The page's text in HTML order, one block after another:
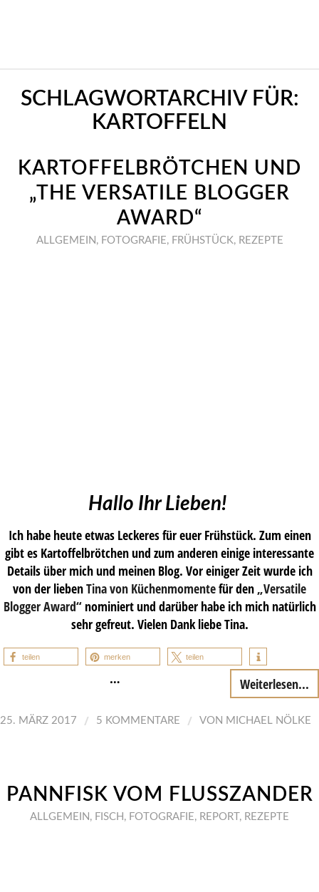
SCHLAGWORTARCHIV FÜR:
KARTOFFELN
KARTOFFELBRÖTCHEN UND
„THE VERSATILE BLOGGER
AWARD“
ALLGEMEIN , FOTOGRAFIE, FRÜHSTÜCK, REZEPTE
Hallo Ihr Lieben!
Ich habe heute etwas Leckeres für euer Frühstück. Zum einen
gibt es Kartoffelbrötchen und zum anderen einige interessante
Details über mich und meinen Blog. Vor einiger Zeit wurde ich
von der liebenTina von Küchenmomentefür den „Versatile
Blogger Award“nominiert und darüber habe ich mich natürlich
sehr gefreut. Vielen Dank liebe Tina.
teilen merken teilen
… Weiterlesen...
25. MÄRZ 2017 / 5 KOMMENTARE / VON MICHAEL NÖLKE
PANNFISK VOM FLUSSZANDER
ALLGEMEIN , FISCH , FOTOGRAFIE, REPORT, REZEPTE